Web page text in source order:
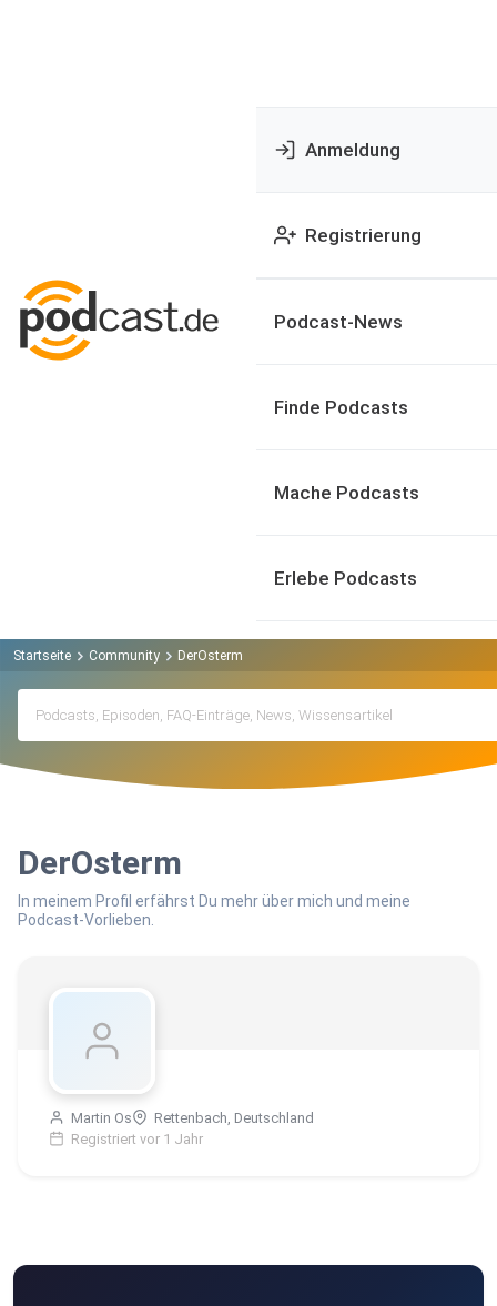
Anmeldung
Registrierung
Podcast-News
Finde Podcasts
Mache Podcasts
Erlebe Podcasts
Startseite Community DerOsterm
DerOsterm
In meinem Profil erfährst Du mehr über mich und meine
Podcast-Vorlieben.
Martin Os
Rettenbach, Deutschland
Registriert vor 1 Jahr